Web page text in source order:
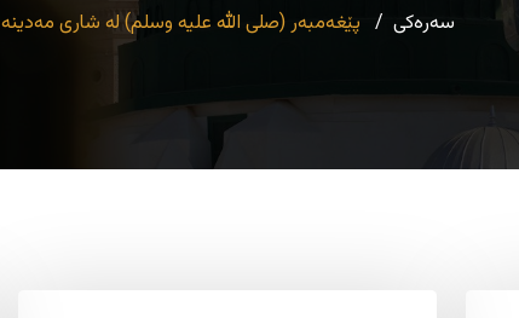
پێغەمبەر (صلی الله علیه وسلم) لە شاری مەدینە سەرەکی